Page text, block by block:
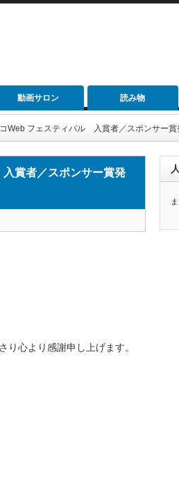
動画サロン 読み物
Web フェスティバル 入賞者／スポンサー賞
賞者／スポンサー賞発
心より感謝申し上げます。